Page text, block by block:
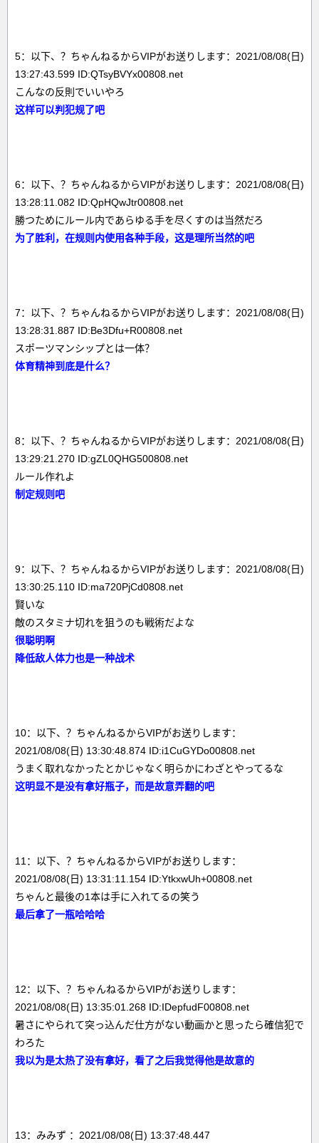
5：以下、？ちゃんねるからVIPがお送りします：2021/08/08(日)
13:27:43.599 ID:QTsyBVYx00808.net
こんなの反則でいいやろ
这样可以判犯规了吧
6：以下、？ちゃんねるからVIPがお送りします：2021/08/08(日)
13:28:11.082 ID:QpHQwJtr00808.net
勝つためにルール内であらゆる手を尽くすのは当然だろ
为了胜利，在规则内使用各种手段，这是理所当然的吧
7：以下、？ちゃんねるからVIPがお送りします：2021/08/08(日)
13:28:31.887 ID:Be3Dfu+R00808.net
スポーツマンシップとは一体？
体育精神到底是什么？
8：以下、？ちゃんねるからVIPがお送りします：2021/08/08(日)
13:29:21.270 ID:gZL0QHG500808.net
ルール作れよ
制定规则吧
9：以下、？ちゃんねるからVIPがお送りします：2021/08/08(日)
13:30:25.110 ID:ma720PjCd0808.net
賢いな
敵のスタミナ切れを狙うのも戦術だよな
很聪明啊
降低敌人体力也是一种战术
10：以下、？ちゃんねるからVIPがお送りします：
2021/08/08(日) 13:30:48.874 ID:i1CuGYDo00808.net
うまく取れなかったとかじゃなく明らかにわざとやってるな
这明显不是没有拿好瓶子，而是故意弄翻的吧
11：以下、？ちゃんねるからVIPがお送りします：
2021/08/08(日) 13:31:11.154 ID:YtkxwUh+00808.net
ちゃんと最後の1本は手に入れてるの笑う
最后拿了一瓶哈哈哈
12：以下、？ちゃんねるからVIPがお送りします：
2021/08/08(日) 13:35:01.268 ID:IDepfudF00808.net
暑さにやられて突っ込んだ仕方がない動画かと思ったら確信犯で
わろた
我以为是太热了没有拿好，看了之后我觉得他是故意的
13：みみず ：2021/08/08(日) 13:37:48.447